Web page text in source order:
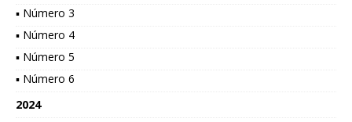
▪ Número 3
▪ Número 4
▪ Número 5
▪ Número 6
2024